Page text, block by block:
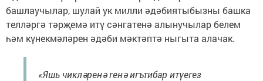
башлаучылар, шулай ук милли әдәбиятыбызны башка
телләргә тәрҗемә итү сәнгатенә алынучылар белем
һәм күнекмәләрен әдәби мәктәптә ныгыта алачак.
«Яшь чикләренә генә игътибар итүегез